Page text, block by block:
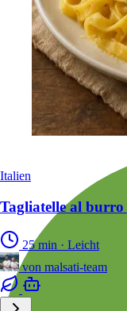
Italien
Tagliatelle al burro
25 min · Leicht
von malsati-team